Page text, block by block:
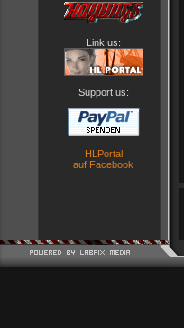
Link us:
Support us:
HLPortal
auf Facebook